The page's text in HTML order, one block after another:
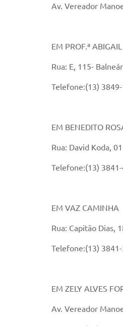
Av. Vereador
EM PROF.ª
Rua: E, 115-
Telefone:(13)
EM BENEDITO
Rua: David Koda,
Telefone:(13)
EM VAZ CAMINHA
Rua: Capitão Dias,
Telefone:(13)
EM ZELY ALVES
Av. Vereador